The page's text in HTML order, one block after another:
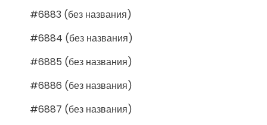
#6883 (без названия)
#6884 (без названия)
#6885 (без названия)
#6886 (без названия)
#6887 (без названия)